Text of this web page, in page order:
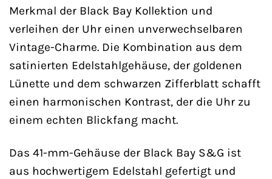
Merkmal der Black Bay Kollektion und
verleihen der Uhr einen unverwechselbaren
Vintage-Charme. Die Kombination aus dem
satinierten Edelstahlgehäuse, der goldenen
Lünette und dem schwarzen Zifferblatt schafft
einen harmonischen Kontrast, der die Uhr zu
einem echten Blickfang macht.
Das 41-mm-Gehäuse der Black Bay S&G ist
aus hochwertigem Edelstahl gefertigt und